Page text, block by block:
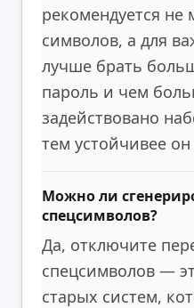
рекомендуется не
символов, а для
лучше брать
пароль и чем
задействовано
тем устойчивее
Можно ли
спецсимволов?
Да, отключите
спецсимволов —
старых систем,